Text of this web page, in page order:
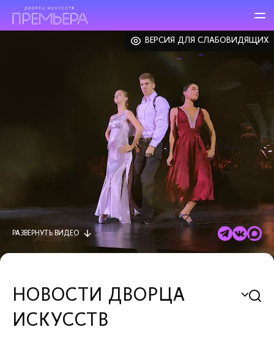
ВЕРСИЯ ДЛЯ СЛАБОВИДЯЩИХ
РАЗВЕРНУТЬ ВИДЕО
НОВОСТИ ДВОРЦА
ИСКУССТВ